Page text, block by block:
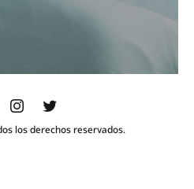
los derechos reservados.